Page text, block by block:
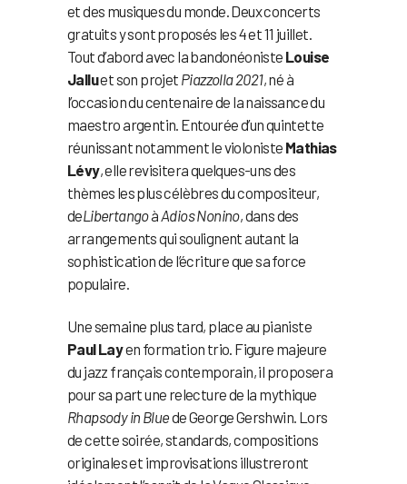
et des musiques du monde. Deux concerts
gratuits y sont proposés les 4 et 11 juillet.
Tout d’abord avec la bandonéoniste Louise
Jalluet son projet Piazzolla 2021, né à
l’occasion du centenaire de la naissance du
maestro argentin. Entourée d’un quintette
réunissant notamment le violoniste Mathias
Lévy, elle revisitera quelques-uns des
thèmes les plus célèbres du compositeur,
deLibertangoà Adios Nonino, dans des
arrangements qui soulignent autant la
sophistication de l’écriture que sa force
populaire.
Une semaine plus tard, place au pianiste
Paul Layen formation trio. Figure majeure
du jazz français contemporain, il proposera
pour sa part une relecture de la mythique
Rhapsody in Bluede George Gershwin. Lors
de cette soirée, standards, compositions
originales et improvisations illustreront